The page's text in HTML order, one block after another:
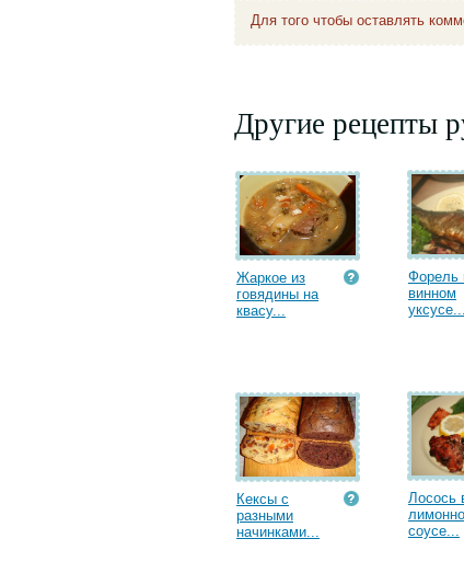
Для того чтобы оставлять
Другие рецепты
Жаркое из
говядины на
квасу...
Форель
винном
уксусе...
Кексы с
разными
начинками...
Лосось
соусе...